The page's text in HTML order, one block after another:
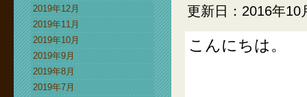
2019年12月
2019年11月
2019年10月
2019年9月
2019年8月
2019年7月
更新日：2016年10
こんにちは。